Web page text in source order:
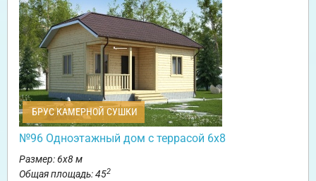
БРУС КАМЕРНОЙ СУШКИ
№96 Одноэтажный дом с террасой 6х8
Размер: 6х8 м
Общая площадь: 452